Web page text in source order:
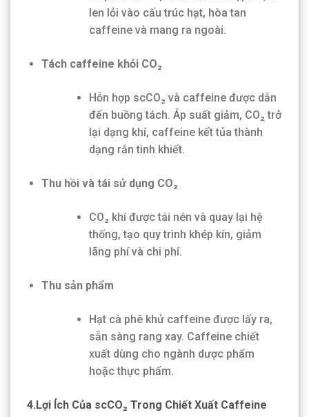
len lỏi vào cấu trúc hạt, hòa tan
caffeine và mang ra ngoài.
Tách caffeine khỏi CO₂
Hỗn hợp scCO₂ và caffeine được dẫn
đến buồng tách. Áp suất giảm, CO₂ trở
lại dạng khí, caffeine kết tủa thành
dạng rắn tinh khiết.
Thu hồi và tái sử dụng CO₂
CO₂ khí được tái nén và quay lại hệ
thống, tạo quy trình khép kín, giảm
lãng phí và chi phí.
Thu sản phẩm
Hạt cà phê khử caffeine được lấy ra,
sẵn sàng rang xay. Caffeine chiết
xuất dùng cho ngành dược phẩm
hoặc thực phẩm.
4.Lợi Ích Của scCO₂ Trong Chiết Xuất Caffeine